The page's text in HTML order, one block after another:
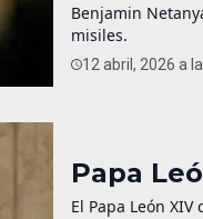
Benjamin
misiles.
12 abril, 2026 a
Papa
El Papa León